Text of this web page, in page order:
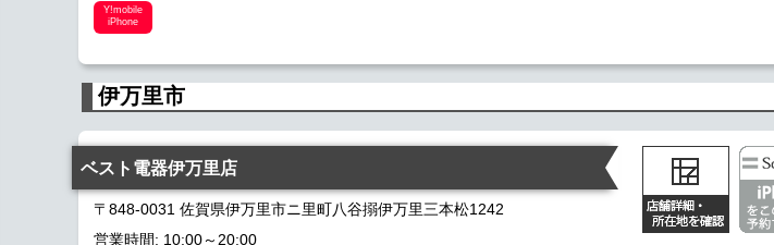
Y!mobile
iPhone
伊万里市
ベスト電器伊万里店
〒848-0031 佐賀県伊万里市ニ里町八谷搦伊万里三本松1242
営業時間: 10:00～20:00